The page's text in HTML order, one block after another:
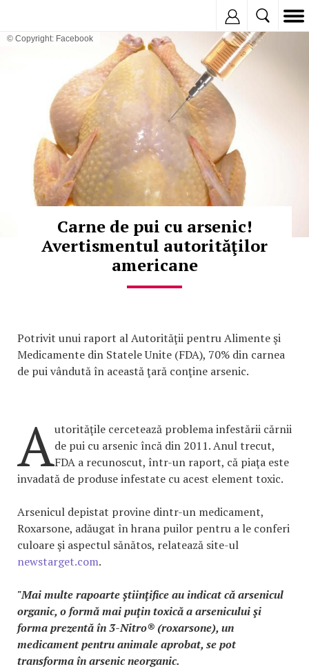
© Copyright: Facebook
Carne de pui cu arsenic!
Avertismentul autorităţilor
americane
Potrivit unui raport al Autorităţii pentru Alimente şi
Medicamente din Statele Unite (FDA), 70% din carnea
de pui vândută în această ţară conţine arsenic.
Autorităţile cercetează problema infestării cărnii
de pui cu arsenic încă din 2011. Anul trecut,
FDA a recunoscut, într-un raport, că piaţa este
invadată de produse infestate cu acest element toxic.
Arsenicul depistat provine dintr-un medicament,
Roxarsone, adăugat în hrana puilor pentru a le conferi
culoare şi aspectul sănătos, relatează site-ul
newstarget.com.
"Mai multe rapoarte ştiinţifice au indicat că arsenicul
organic, o formă mai puţin toxică a arsenicului şi
forma prezentă în 3-Nitro® (roxarsone), un
medicament pentru animale aprobat, se pot
transforma în arsenic neorganic.